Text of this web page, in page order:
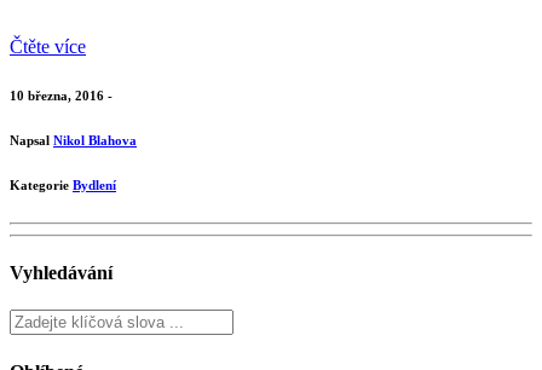
Čtěte více
10 března, 2016 -
Napsal Nikol Blahova
Kategorie Bydlení
Vyhledávání